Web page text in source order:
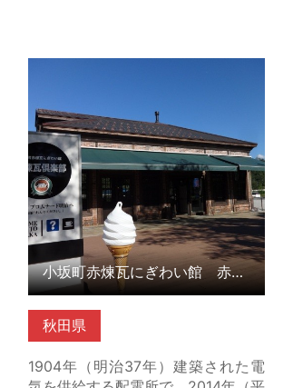
秋田県
1904年（明治37年）建築された電
小坂町赤煉瓦にぎわい館 赤煉瓦倶楽部（秋田県小坂町）